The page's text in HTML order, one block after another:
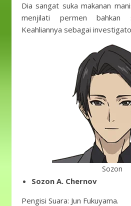
Dia sangat suka makanan
menjilati permen bahkan
Keahliannya sebagai
Sozon
Sozon A. Chernov
Pengisi Suara: Jun Fukuyama.